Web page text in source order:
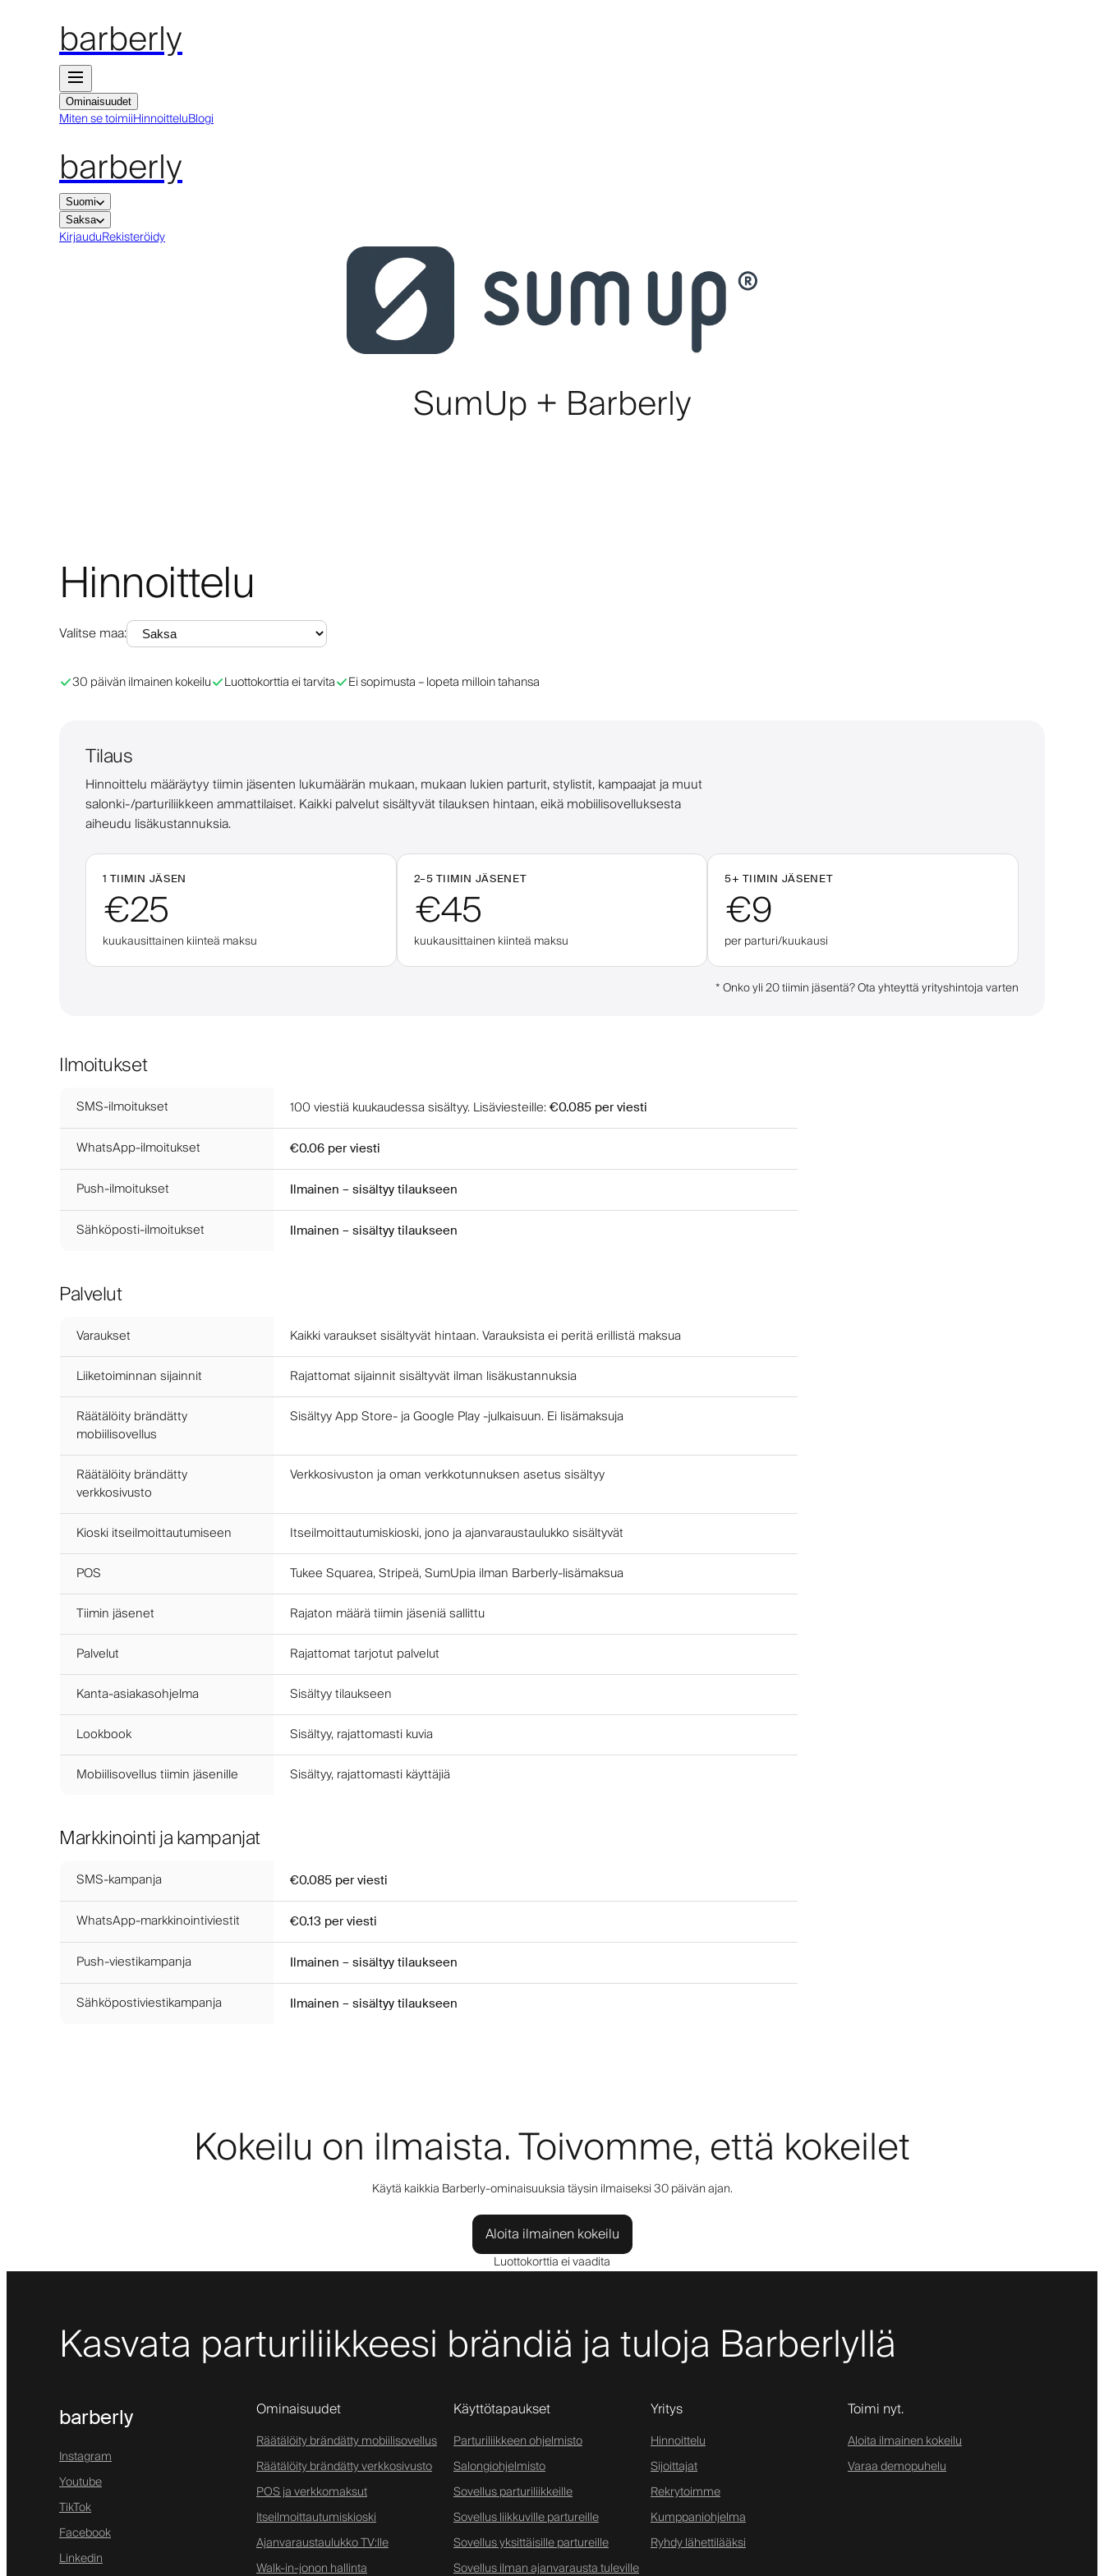
barberly
Ominaisuudet
Miten se toimiiHinnoitteluBlogi
barberly
Suomi
Saksa
KirjauduRekisteröidy
SumUp + Barberly
Hinnoittelu
Valitse maa:
30 päivän ilmainen kokeilu Luottokorttia ei tarvita Ei sopimusta – lopeta milloin tahansa
Tilaus
Hinnoittelu määräytyy tiimin jäsenten lukumäärän mukaan, mukaan lukien parturit, stylistit, kampaajat ja muut
salonki-/parturiliikkeen ammattilaiset. Kaikki palvelut sisältyvät tilauksen hintaan, eikä mobiilisovelluksesta
aiheudu lisäkustannuksia.
1 TIIMIN JÄSEN
€25
kuukausittainen kiinteä maksu
2–5 TIIMIN JÄSENET
€45
kuukausittainen kiinteä maksu
5+TIIMIN JÄSENET
€9
per parturi/kuukausi
*Onko yli 20 tiimin jäsentä? Ota yhteyttä yrityshintoja varten
Ilmoitukset
SMS-ilmoitukset 100 viestiä kuukaudessa sisältyy. Lisäviesteille: €0.085 per viesti
WhatsApp-ilmoitukset €0.06 per viesti
Push-ilmoitukset Ilmainen – sisältyy tilaukseen
Sähköposti-ilmoitukset Ilmainen – sisältyy tilaukseen
Palvelut
Varaukset
Kaikki varaukset sisältyvät hintaan. Varauksista ei peritä erillistä maksua
Liiketoiminnan sijainnit
Rajattomat sijainnit sisältyvät ilman lisäkustannuksia
Räätälöity brändätty
mobiilisovellus
Sisältyy App Store- ja Google Play -julkaisuun. Ei lisämaksuja
Räätälöity brändätty
verkkosivusto
Verkkosivuston ja oman verkkotunnuksen asetus sisältyy
Kioski itseilmoittautumiseen
Itseilmoittautumiskioski, jono ja ajanvaraustaulukko sisältyvät
POS
Tukee Squarea, Stripeä, SumUpia ilman Barberly-lisämaksua
Tiimin jäsenet
Rajaton määrä tiimin jäseniä sallittu
Palvelut
Rajattomat tarjotut palvelut
Kanta-asiakasohjelma
Sisältyy tilaukseen
Lookbook
Sisältyy, rajattomasti kuvia
Mobiilisovellus tiimin jäsenille
Sisältyy, rajattomasti käyttäjiä
Markkinointi ja kampanjat
SMS-kampanja €0.085 per viesti
WhatsApp-markkinointiviestit €0.13 per viesti
Push-viestikampanja Ilmainen – sisältyy tilaukseen
Sähköpostiviestikampanja Ilmainen – sisältyy tilaukseen
Kokeilu on ilmaista. Toivomme, että kokeilet
Käytä kaikkia Barberly-ominaisuuksia täysin ilmaiseksi 30 päivän ajan.
Aloita ilmainen kokeilu
Luottokorttia ei vaadita
Kasvata parturiliikkeesi brändiä ja tuloja Barberlyllä
barberly
Instagram
Youtube
TikTok
Facebook
Linkedin
Ominaisuudet
Räätälöity brändätty mobiilisovellus
Räätälöity brändätty verkkosivusto
POS ja verkkomaksut
Itseilmoittautumiskioski
Ajanvaraustaulukko TV:lle
Walk-in-jonon hallinta
Käyttötapaukset
Parturiliikkeen ohjelmisto
Salongiohjelmisto
Sovellus parturiliikkeille
Sovellus liikkuville partureille
Sovellus yksittäisille partureille
Sovellus ilman ajanvarausta tuleville
Yritys
Hinnoittelu
Sijoittajat
Rekrytoimme
Kumppaniohjelma
Ryhdy lähettilääksi
Toimi nyt.
Aloita ilmainen kokeilu
Varaa demopuhelu